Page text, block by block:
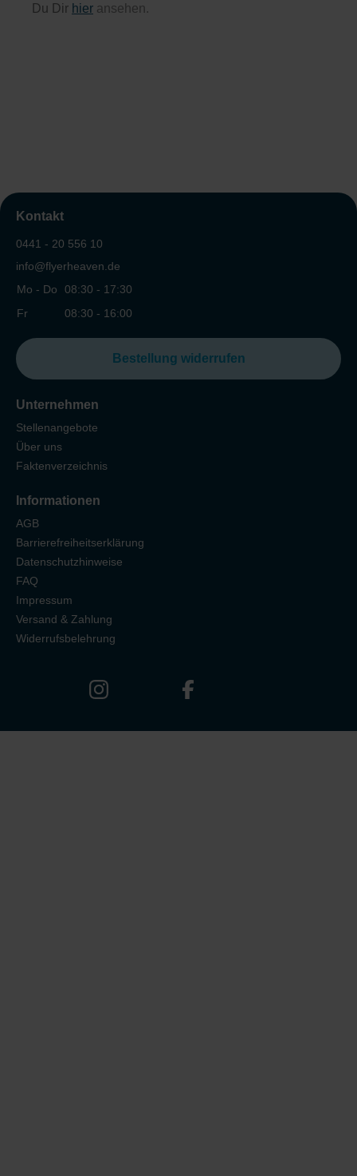
Du Dir hier ansehen.
Kontakt
0441 - 20 556 10
info@flyerheaven.de
Mo - Do
08:30 - 17:30
Fr
08:30 - 16:00
Bestellung widerrufen
Unternehmen
Stellenangebote
Über uns
Faktenverzeichnis
Informationen
AGB
Barrierefreiheitserklärung
Datenschutzhinweise
FAQ
Impressum
Versand & Zahlung
Widerrufsbelehrung